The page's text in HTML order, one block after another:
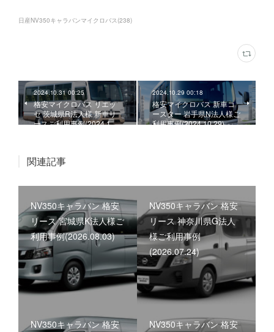
日産NV350キャラバンマイクロバス (238)
2024.10.31 00:25
格安マイクロバス リエッ
セ 茨城県R法人様 新車リ
ースご利用事例(2024.1…
2024.10.29 00:18
格安マイクロバス 新車コ
ースター 岩手県N法人様ご
利用事例(2024.10.29)
関連記事
NV350キャラバン 格安
リース 宮城県K法人様ご
利用事例(2026.08.03)
NV350キャラバン 格安
リース 神奈川県G法人
様ご利用事例
(2026.07.24)
NV350キャラバン 格安
NV350キャラバン 格安